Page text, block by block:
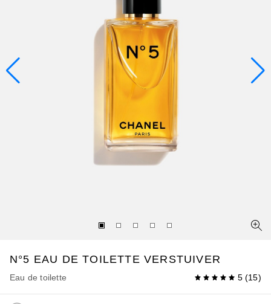
N°5 EAU DE TOILETTE VERSTUIVER
Eau de toilette 5(15)